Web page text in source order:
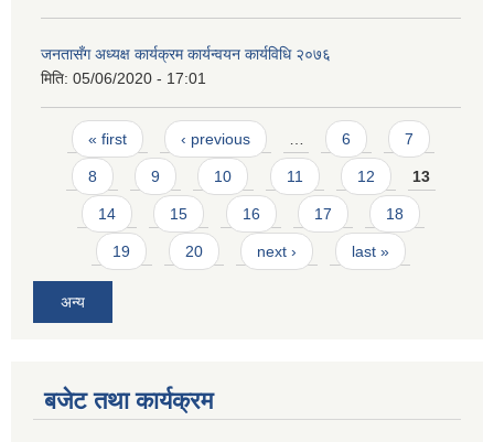
जनतासँग अध्यक्ष कार्यक्रम कार्यन्वयन कार्यविधि २०७६
मिति: 05/06/2020 - 17:01
Pages
« first ‹ previous 6 7
8 9 10 11 12 13
14 15 16 17 18
19 20 next › last »
अन्य
बजेट तथा कार्यक्रम